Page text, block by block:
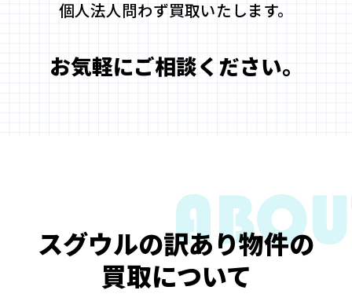
個人法人問わず買取いたします。
お気軽にご相談ください。
スグウルの訳あり物件の
買取について